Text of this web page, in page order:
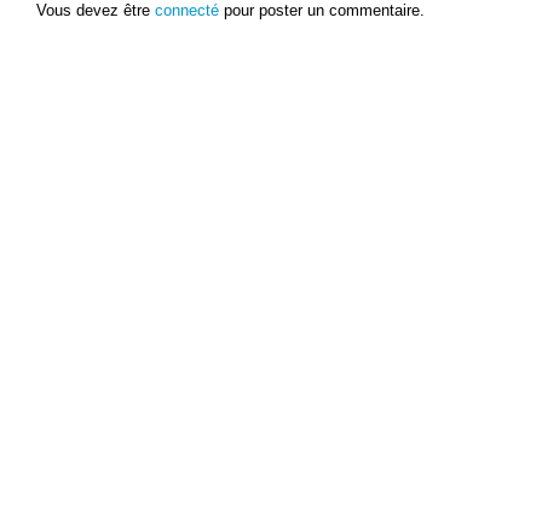
Vous devez être connecté pour poster un commentaire.